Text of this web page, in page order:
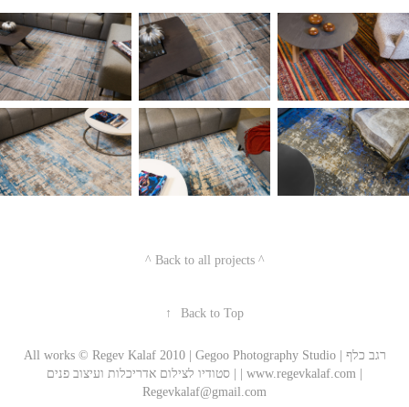
^ Back to all projects ^​​​​​​​
↑ Back to Top
All works © Regev Kalaf 2010 | Gegoo Photography Studio | רגב כלף
| סטודיו לצילום אדריכלות ועיצוב פנים | www.regevkalaf.com |
Regevkalaf@gmail.com